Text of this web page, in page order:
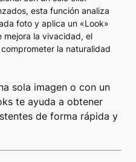
esta función analiza
foto y aplica un «Look»
mejora la vivacidad, el
la naturalidad
sola imagen o con un
te ayuda a obtener
de forma rápida y